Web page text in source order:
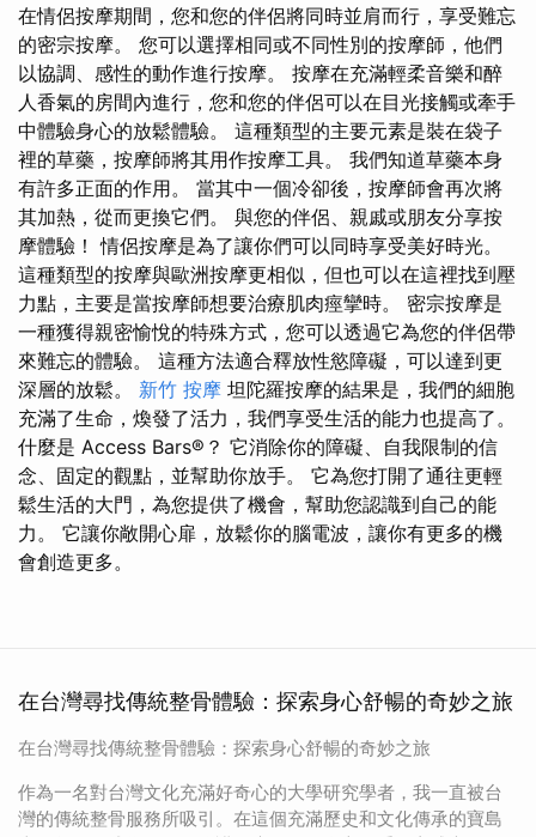
在情侶按摩期間，您和您的伴侶將同時並肩而行，享受難忘
的密宗按摩。 您可以選擇相同或不同性別的按摩師，他們
以協調、感性的動作進行按摩。 按摩在充滿輕柔音樂和醉
人香氣的房間內進行，您和您的伴侶可以在目光接觸或牽手
中體驗身心的放鬆體驗。 這種類型的主要元素是裝在袋子
裡的草藥，按摩師將其用作按摩工具。 我們知道草藥本身
有許多正面的作用。 當其中一個冷卻後，按摩師會再次將
其加熱，從而更換它們。 與您的伴侶、親戚或朋友分享按
摩體驗！ 情侶按摩是為了讓你們可以同時享受美好時光。
這種類型的按摩與歐洲按摩更相似，但也可以在這裡找到壓
力點，主要是當按摩師想要治療肌肉痙攣時。 密宗按摩是
一種獲得親密愉悅的特殊方式，您可以透過它為您的伴侶帶
來難忘的體驗。 這種方法適合釋放性慾障礙，可以達到更
深層的放鬆。 新竹 按摩 坦陀羅按摩的結果是，我們的細胞
充滿了生命，煥發了活力，我們享受生活的能力也提高了。
什麼是 Access Bars®？ 它消除你的障礙、自我限制的信
念、固定的觀點，並幫助你放手。 它為您打開了通往更輕
鬆生活的大門，為您提供了機會，幫助您認識到自己的能
力。 它讓你敞開心扉，放鬆你的腦電波，讓你有更多的機
會創造更多。
在台灣尋找傳統整骨體驗：探索身心舒暢的奇妙之旅
在台灣尋找傳統整骨體驗：探索身心舒暢的奇妙之旅
作為一名對台灣文化充滿好奇心的大學研究學者，我一直被台
灣的傳統整骨服務所吸引。在這個充滿歷史和文化傳承的寶島